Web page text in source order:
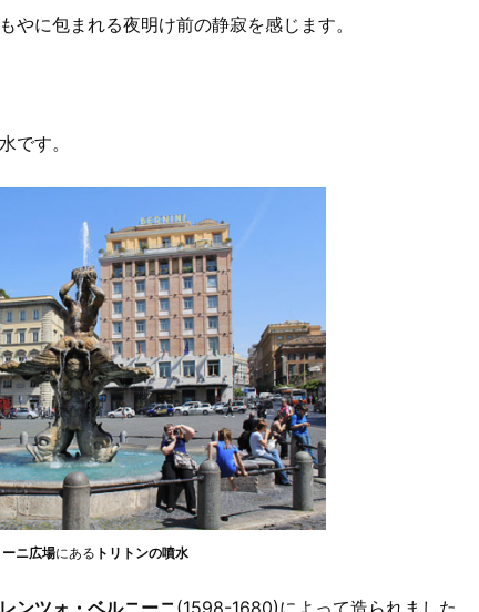
に包まれる夜明け前の静寂を感じます。
です。
ニ広場にある トリトンの噴水